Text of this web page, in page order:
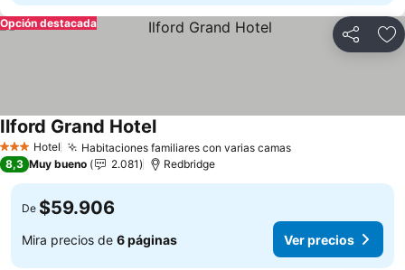
Compartir
Opción destacada
3 Estrellas
Hotel Habitaciones familiares con varias camasVer precios
Ilford Grand HotelVer precios
8,3 Muy bueno 2.081 Redbridge
De $59.906
Mira precios de 6 páginas Ver precios